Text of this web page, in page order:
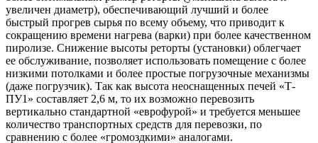
увеличен диаметр), обеспечивающий лучший и более
быстрый прогрев сырья по всему объему, что приводит к
сокращению времени нагрева (варки) при более качественном
пиролизе. Снижение высоты реторты (установки) облегчает
ее обслуживание, позволяет использовать помещение с более
низкими потолками и более простые погрузочные механизмы
(даже погрузчик). Так как высота неоснащенных печей «Т-
ПУ1» составляет 2,6 м, то их возможно перевозить
вертикально стандартной «еврофурой» и требуется меньшее
количество транспортных средств для перевозки, по
сравнению с более «громоздкими» аналогами.